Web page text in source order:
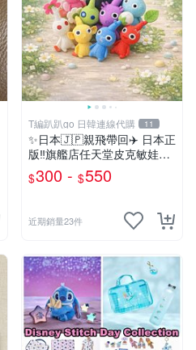
T編趴趴go 日韓連線代購 11
✨日本🇯🇵親飛帶回✈️ 日本正
版‼️旗艦店任天堂皮克敏娃娃
PIKMIN 小吊飾 鑰匙圈
$300 - $550
近期銷量23件